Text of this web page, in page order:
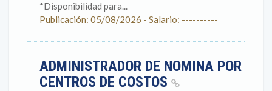
*Disponibilidad para...
Publicación: 05/08/2026 - Salario: ----------
ADMINISTRADOR DE NOMINA POR
CENTROS DE COSTOS